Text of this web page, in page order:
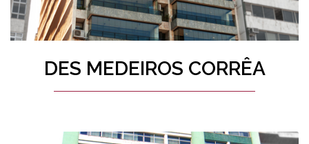
DES MEDEIROS CORRÊA